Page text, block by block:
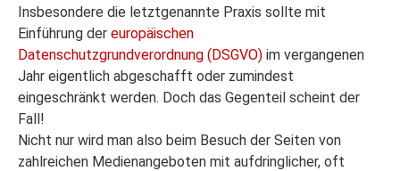
Insbesondere die letztgenannte Praxis sollte mit
Einführung der europäischen
Datenschutzgrundverordnung (DSGVO) im vergangenen
Jahr eigentlich abgeschafft oder zumindest
eingeschränkt werden. Doch das Gegenteil scheint der
Fall!
Nicht nur wird man also beim Besuch der Seiten von
zahlreichen Medienangeboten mit aufdringlicher, oft